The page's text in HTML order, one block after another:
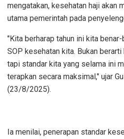
mengatakan, kesehatan haji akan
utama pemerintah pada
"Kita berharap tahun ini kita
SOP kesehatan kita. Bukan
tapi standar kita yang selama ini
terapkan secara maksimal," ujar
(23/8/2025).
Ia menilai, penerapan standar